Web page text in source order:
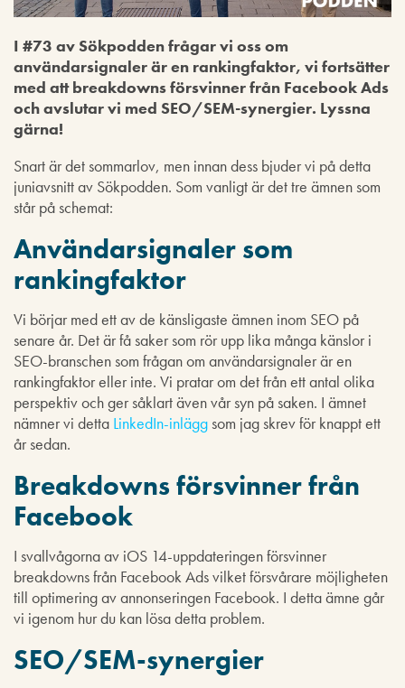
I #73 av Sökpodden frågar vi oss om
användarsignaler är en rankingfaktor, vi fortsätter
med att breakdowns försvinner från Facebook Ads
och avslutar vi med SEO/SEM-synergier. Lyssna
gärna!
Snart är det sommarlov, men innan dess bjuder vi på detta
juniavsnitt av Sökpodden. Som vanligt är det tre ämnen som
står på schemat:
Användarsignaler som
rankingfaktor
Vi börjar med ett av de känsligaste ämnen inom SEO på
senare år. Det är få saker som rör upp lika många känslor i
SEO-branschen som frågan om användarsignaler är en
rankingfaktor eller inte. Vi pratar om det från ett antal olika
perspektiv och ger såklart även vår syn på saken. I ämnet
nämner vi detta LinkedIn-inläggsom jag skrev för knappt ett
år sedan.
Breakdowns försvinner från
Facebook
I svallvågorna av iOS 14-uppdateringen försvinner
breakdowns från Facebook Ads vilket försvårare möjligheten
till optimering av annonseringen Facebook. I detta ämne går
vi igenom hur du kan lösa detta problem.
SEO/SEM-synergier